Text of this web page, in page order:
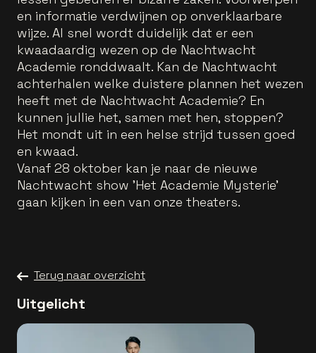
en informatie verdwijnen op onverklaarbare
wijze. Al snel wordt duidelijk dat er een
kwaadaardig wezen op de Nachtwacht
Academie ronddwaalt. Kan de Nachtwacht
achterhalen welke duistere plannen het wezen
heeft met de Nachtwacht Academie? En
kunnen jullie het, samen met hen, stoppen?
Het mondt uit in een helse strijd tussen goed
en kwaad.
Vanaf 28 oktober kan je naar de nieuwe
Nachtwacht show 'Het Academie Mysterie'
gaan kijken in een van onze theaters.
Terug naar overzicht
Uitgelicht